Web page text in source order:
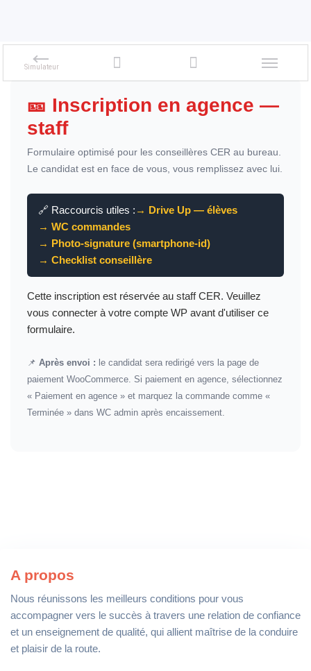
Skip links
Skip to primary navigation
Skip to content
🎫 Inscription en agence —
staff
Formulaire optimisé pour les conseillères CER au bureau.
Le candidat est en face de vous, vous remplissez avec lui.
🔗 Raccourcis utiles : → Drive Up — élèves
→ WC commandes
→ Photo-signature (smartphone-id)
→ Checklist conseillère
Cette inscription est réservée au staff CER. Veuillez
vous connecter à votre compte WP avant d'utiliser ce
formulaire.
📌 Après envoi : le candidat sera redirigé vers la page de
paiement WooCommerce. Si paiement en agence, sélectionnez
« Paiement en agence » et marquez la commande comme «
Terminée » dans WC admin après encaissement.
A propos
Nous réunissons les meilleurs conditions pour vous
accompagner vers le succès à travers une relation de confiance
et un enseignement de qualité, qui allient maîtrise de la conduire
et plaisir de la route.